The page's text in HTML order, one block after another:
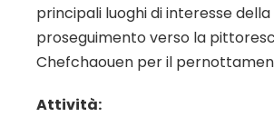
principali luoghi di interesse
proseguimento verso la
Chefchaouen per il
Attività: